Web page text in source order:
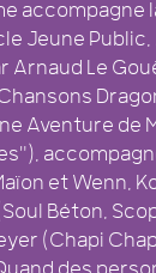
accompagne
Jeune Public,
Arnaud Le
Aventure de
et Wenn,
Béton,
(Chapi